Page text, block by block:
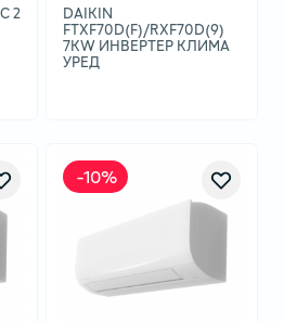
2 DAIKIN
FTXF70D(F)/RXF70D(9)
7KW ИНВЕРТЕР КЛИМА
УРЕД
-10%